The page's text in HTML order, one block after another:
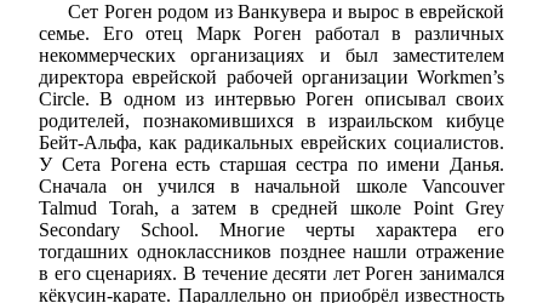
Сет Роген родом из Ванкувера и вырос в еврейской
семье. Его отец Марк Роген работал в различных
некоммерческих организациях и был заместителем
директора еврейской рабочей организации Workmen’s
Circle. В одном из интервью Роген описывал своих
родителей, познакомившихся в израильском кибуце
Бейт-Альфа, как радикальных еврейских социалистов.
У Сета Рогена есть старшая сестра по имени Данья.
Сначала он учился в начальной школе Vancouver
Talmud Torah, а затем в средней школе Point Grey
Secondary School. Многие черты характера его
тогдашних одноклассников позднее нашли отражение
в его сценариях. В течение десяти лет Роген занимался
кёкусин-карате. Параллельно он приобрёл известность